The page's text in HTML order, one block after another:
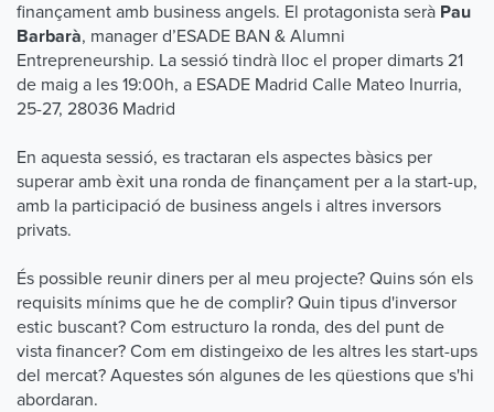
finançament amb business angels. El protagonista serà Pau
Barbarà, manager d’ESADE BAN & Alumni
Entrepreneurship. La sessió tindrà lloc el proper dimarts 21
de maig a les 19:00h, a ESADE Madrid Calle Mateo Inurria,
25-27, 28036 Madrid
En aquesta sessió, es tractaran els aspectes bàsics per
superar amb èxit una ronda de finançament per a la start-up,
amb la participació de business angels i altres inversors
privats.
És possible reunir diners per al meu projecte? Quins són els
requisits mínims que he de complir? Quin tipus d'inversor
estic buscant? Com estructuro la ronda, des del punt de
vista financer? Com em distingeixo de les altres les start-ups
del mercat? Aquestes són algunes de les qüestions que s'hi
abordaran.